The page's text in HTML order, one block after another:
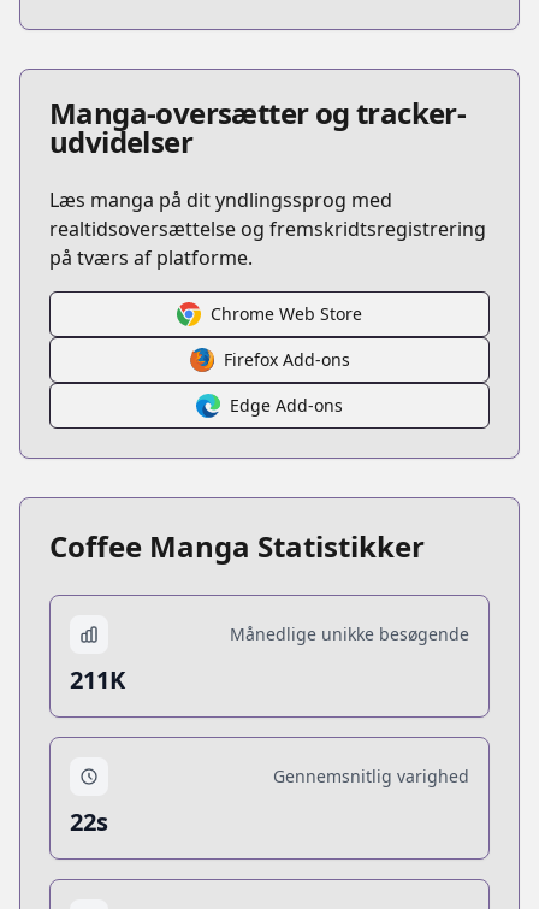
Manga-oversætter og tracker-
udvidelser
Læs manga på dit yndlingssprog med
realtidsoversættelse og fremskridtsregistrering
på tværs af platforme.
Chrome Web Store
Firefox Add-ons
Edge Add-ons
Coffee Manga Statistikker
Månedlige unikke besøgende
211K
Gennemsnitlig varighed
22s